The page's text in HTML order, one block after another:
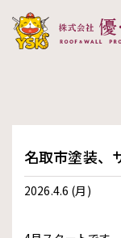
名取市塗装、
2026.4.6 (月)